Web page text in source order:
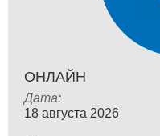
ОНЛАЙН
Дата:
18 августа 2026